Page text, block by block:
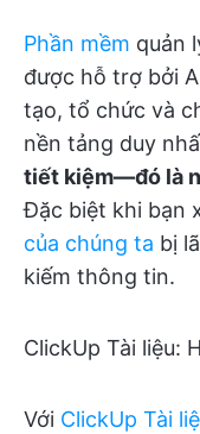
Phần mềm quản
được hỗ trợ bởi
tạo, tổ chức và
nền tảng duy
tiết kiệm—đó là
Đặc biệt khi bạn
của chúng ta bị
kiếm thông tin.
ClickUp Tài liệu:
Với ClickUp Tài